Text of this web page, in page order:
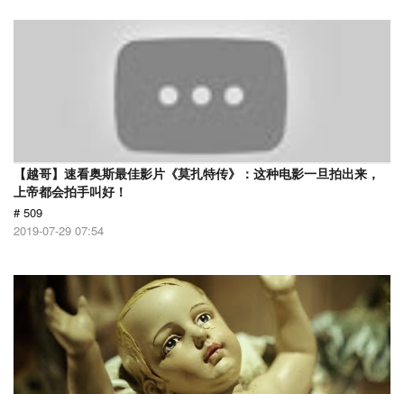
【越哥】速看奥斯最佳影片《莫扎特传》：这种电影一旦拍出来，
上帝都会拍手叫好！
# 509
2019-07-29 07:54